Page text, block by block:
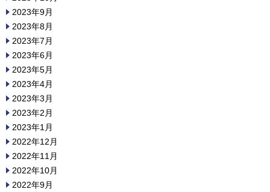
2023年9月
2023年8月
2023年7月
2023年6月
2023年5月
2023年4月
2023年3月
2023年2月
2023年1月
2022年12月
2022年11月
2022年10月
2022年9月